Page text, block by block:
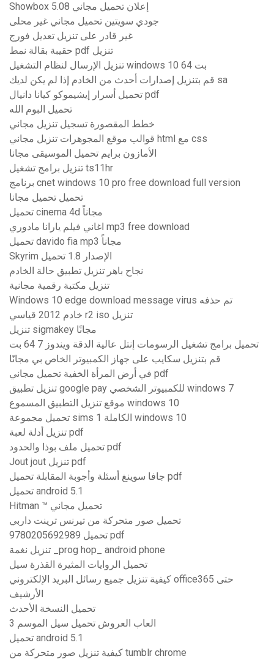
Showbox 5.08 إعلان تحميل مجاني
جودي سويتين تحميل مجاني غير محلى
غير قادر على تنزيل تعديل فورج
حقيبة بقالة نمط pdf تنزيل
تنزيل الإرسال لنظام التشغيل windows 10 64 بت
قم بتنزيل إصدارات أحدث من الخادم إذا لم يكن لديك sa
تحميل أسرار إيشيموكو كيانا دانيال pdf
تحميل البوم الله
خطط المقصورة تسجيل تنزيل مجاني
قوالب موقع المجوهرات تنزيل مجاني html مع css
الأمازون برايم تحميل الموسيقى مجانا
تنزيل برامج تشغيل ts11hr
برنامج cnet windows 10 pro free download full version
تحميل تحميل مجانا
تحميل cinema 4d مجاناً
اغاني فيلم يارانا مادوري mp3 free download
تحميل davido fia mp3 مجاناً
Skyrim الإصدار 1.8 تحميل
نجاح باهر تنزيل تطبيق حالة الخادم
تنزيل مكتبة رقمية مجانية
Windows 10 edge download message virus تم حذفه
خادم 2012 قياسي r2 iso تنزيل
تنزيل sigmakey مجانًا
تحميل برامج تشغيل الرسومات إنتل عالية الدقة ويندوز 7 64 بت
قم بتنزيل سكايب على جهاز الكمبيوتر الخاص بي مجانًا
في أرض المرأة الخفية تحميل مجاني pdf
تنزيل تطبيق google pay للكمبيوتر الشخصي windows 7
موقع تنزيل التطبيق المسموع windows 10
تحميل مجموعة sims 1 الكاملة windows 10
تنزيل أدلة لعبة pdf
تحميل ملف بوذا والحدود pdf
Jout jout تنزيل pdf
جافا سوينغ أسئلة وأجوبة المقابلة تحميل pdf
تحميل android 5.1
Hitman ™ تحميل مجاني
تحميل صور متحركة من تيرنس ترينت داربي
9780205692989 تحميل pdf
تنزيل نغمة _prog hop_ android phone
تحميل الروايات المثيرة القذرة سيل
كيفية تنزيل جميع رسائل البريد الإلكتروني office365 حتى
الأرشيف
تحميل النسخة الأحدث
العاب العروش تحميل سيل الموسم 3
تحميل android 5.1
كيفية تنزيل صور متحركة من tumblr chrome